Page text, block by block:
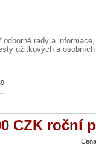
rady a
užitkových a
CZK roční